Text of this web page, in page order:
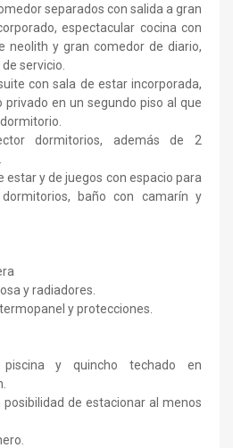
separados con salida a gran
espectacular cocina con
neolith y gran comedor de diario,
servicio.
con sala de estar incorporada,
en un segundo piso al que
dormitorios, además de 2
estar y de juegos con espacio para
baño con camarín y
y radiadores.
y protecciones.
y quincho techado en
de estacionar al menos